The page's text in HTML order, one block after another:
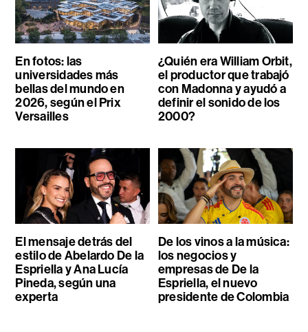
En fotos: las
universidades más
bellas del mundo en
2026, según el Prix
Versailles
¿Quién era William Orbit,
el productor que trabajó
con Madonna y ayudó a
definir el sonido de los
2000?
El mensaje detrás del
estilo de Abelardo De la
Espriella y Ana Lucía
Pineda, según una
experta
De los vinos a la música:
los negocios y
empresas de De la
Espriella, el nuevo
presidente de Colombia